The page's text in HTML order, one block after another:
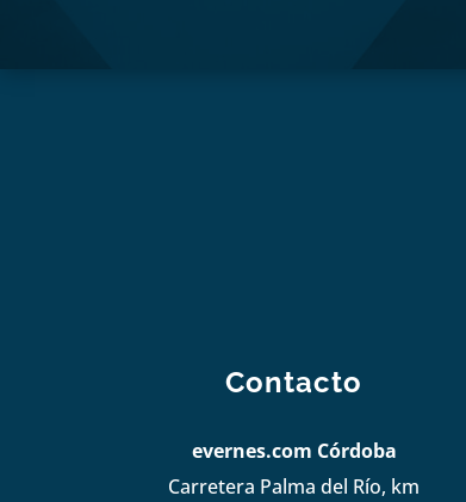
Contacto
evernes.com Córdoba
Carretera Palma del Río, km